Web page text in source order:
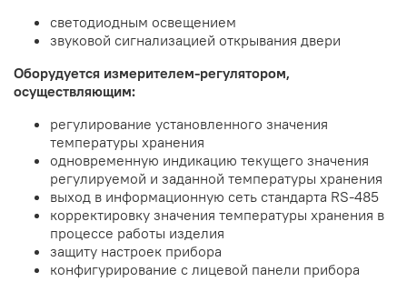
светодиодным освещением
звуковой сигнализацией открывания двери
Оборудуется измерителем-регулятором,
осуществляющим:
регулирование установленного значения
температуры хранения
одновременную индикацию текущего значения
регулируемой и заданной температуры хранения
выход в информационную сеть стандарта RS-485
корректировку значения температуры хранения в
процессе работы изделия
защиту настроек прибора
конфигурирование с лицевой панели прибора